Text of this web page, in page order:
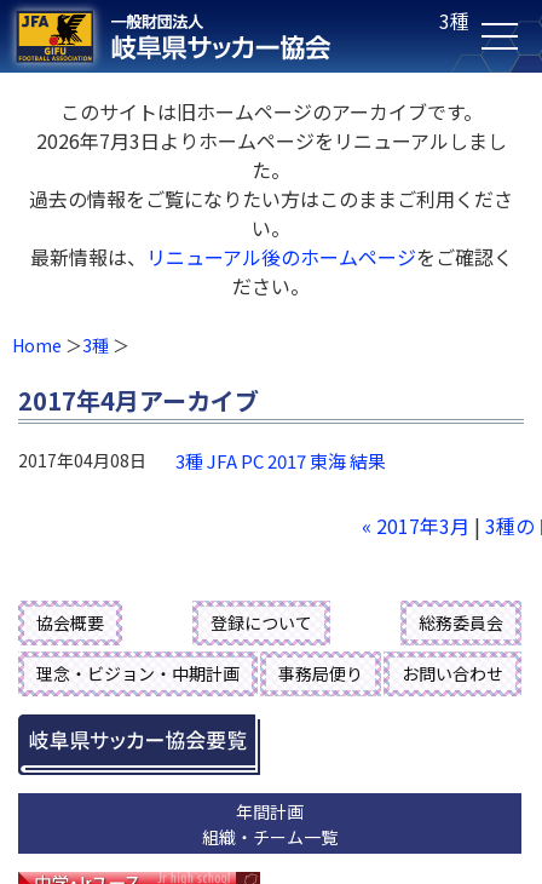
3種
このサイトは旧ホームページのアーカイブです。
2026年7月3日よりホームページをリニューアルしまし
た。
過去の情報をご覧になりたい方はこのままご利用くださ
い。
最新情報は、 リニューアル後のホームページをご確認く
ださい。
Home 3種
2017年4月アーカイブ
2017年04月08日 3種 JFA PC 2017 東海 結果
« 2017年3月 | 3種の
協会概要 登録について 総務委員会
理念・ビジョン・中期計画 事務局便り お問い合わせ
年間計画
組織・チーム一覧